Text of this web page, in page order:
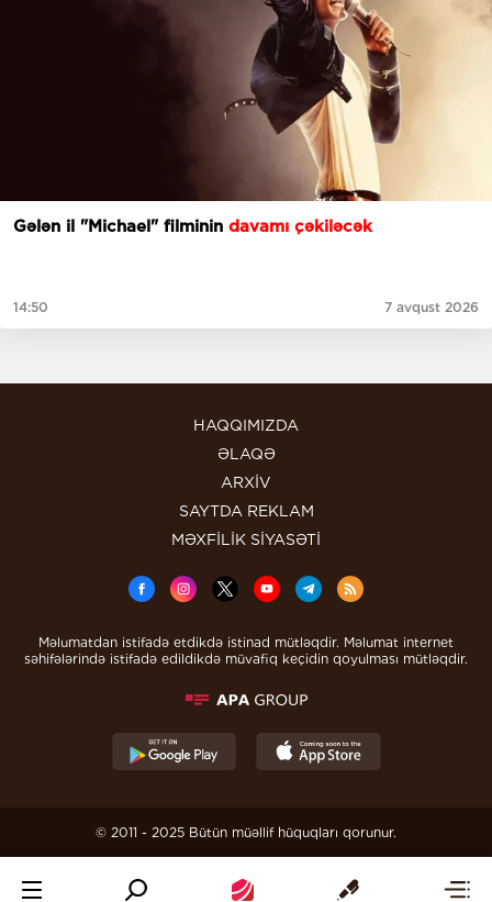
Gələn il "Michael" filminin davamı çəkiləcək
14:50 7 avqust 2026
HAQQIMIZDA
ƏLAQƏ
ARXİV
SAYTDA REKLAM
MƏXFİLİK SİYASƏTİ
Məlumatdan istifadə etdikdə istinad mütləqdir. Məlumat internet
səhifələrində istifadə edildikdə müvafiq keçidin qoyulması mütləqdir.
© 2011 - 2025 Bütün müəllif hüquqları qorunur.